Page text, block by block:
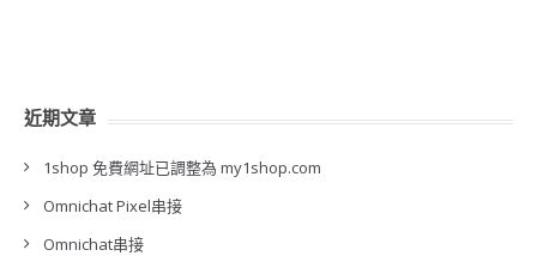
近期文章
1shop 免費網址已調整為 my1shop.com
Omnichat Pixel串接
Omnichat串接